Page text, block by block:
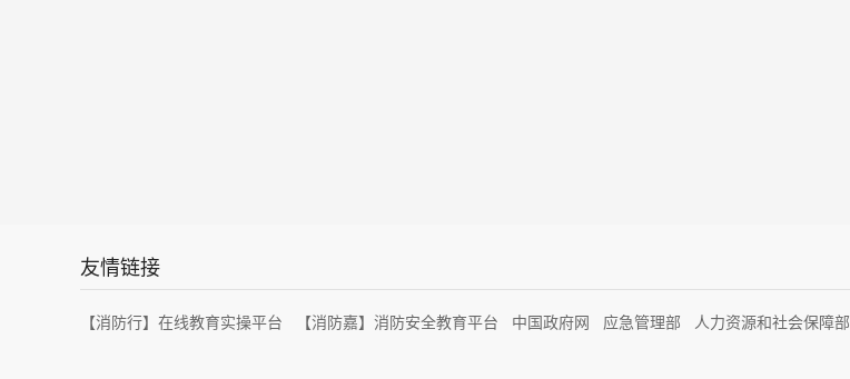
友情链接
【消防行】在线教育实操平台 【消防嘉】消防安全教育平台 中国政府网 应急管理部 人力资源和社会保障部